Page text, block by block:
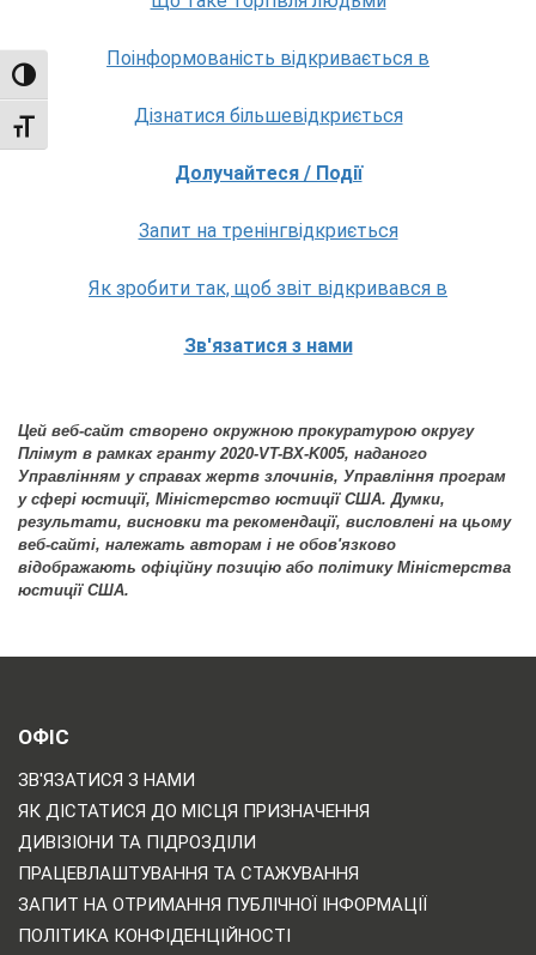
TOGGLE HIGH CONTRAST
TOGGLE FONT SIZE
Поінформованість відкривається в
Дізнатися більшевідкриється
Долучайтеся / Події
Запит на тренінгвідкриється
Як зробити так, щоб звіт відкривався в
Зв'язатися з нами
Цей веб-сайт створено окружною прокуратурою округу
Плімут в рамках гранту 2020-VT-BX-K005, наданого
Управлінням у справах жертв злочинів, Управління програм
у сфері юстиції, Міністерство юстиції США. Думки,
результати, висновки та рекомендації, висловлені на цьому
веб-сайті, належать авторам і не обов'язково
відображають офіційну позицію або політику Міністерства
юстиції США.
ОФІС
ЗВ'ЯЗАТИСЯ З НАМИ
ЯК ДІСТАТИСЯ ДО МІСЦЯ ПРИЗНАЧЕННЯ
ДИВІЗІОНИ ТА ПІДРОЗДІЛИ
ПРАЦЕВЛАШТУВАННЯ ТА СТАЖУВАННЯ
ЗАПИТ НА ОТРИМАННЯ ПУБЛІЧНОЇ ІНФОРМАЦІЇ
ПОЛІТИКА КОНФІДЕНЦІЙНОСТІ